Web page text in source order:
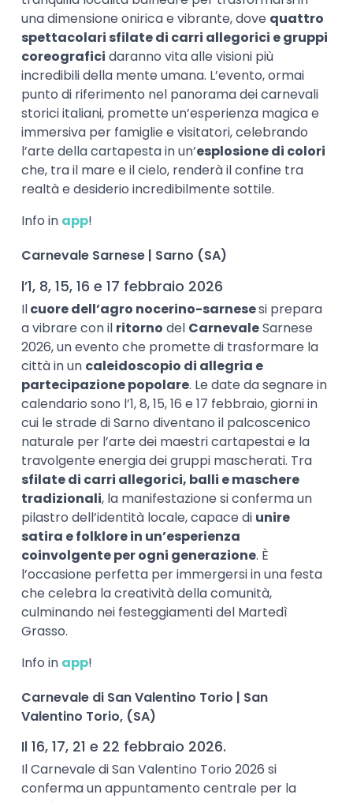
una dimensione onirica e vibrante, dove quattro
spettacolari sfilate di carri allegorici e gruppi
coreografici daranno vita alle visioni più
incredibili della mente umana. L’evento, ormai
punto di riferimento nel panorama dei carnevali
storici italiani, promette un’esperienza magica e
immersiva per famiglie e visitatori, celebrando
l’arte della cartapesta in un’esplosione di colori
che, tra il mare e il cielo, renderà il confine tra
realtà e desiderio incredibilmente sottile.
Info in app!
Carnevale Sarnese | Sarno (SA)
l’1, 8, 15, 16 e 17 febbraio 2026
Ilcuore dell’agro nocerino-sarnesesi prepara
a vibrare con il ritorno del CarnevaleSarnese
2026, un evento che promette di trasformare la
città in un caleidoscopio di allegria e
partecipazione popolare. Le date da segnare in
calendario sono l’1, 8, 15, 16 e 17 febbraio, giorni in
cui le strade di Sarno diventano il palcoscenico
naturale per l’arte dei maestri cartapestai e la
travolgente energia dei gruppi mascherati. Tra
sfilate di carri allegorici, balli e maschere
tradizionali, la manifestazione si conferma un
pilastro dell’identità locale, capace di unire
satira e folklore in un’esperienza
coinvolgente per ogni generazione. È
l’occasione perfetta per immergersi in una festa
che celebra la creatività della comunità,
culminando nei festeggiamenti del Martedì
Grasso.
Info in app!
Carnevale di San Valentino Torio | San
Valentino Torio, (SA)
Il 16, 17, 21 e 22 febbraio 2026.
Il Carnevale di San Valentino Torio 2026 si
conferma un appuntamento centrale per la